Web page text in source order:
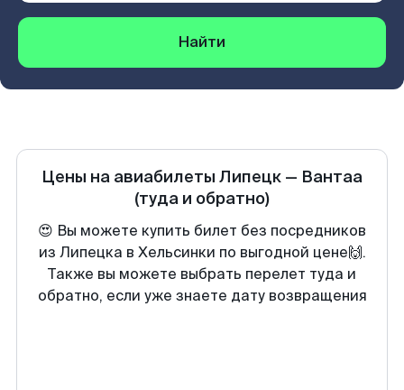
Найти
Цены на авиабилеты Липецк — Вантаа
(туда и обратно)
😍 Вы можете купить билет без посредников
из Липецка в Хельсинки по выгодной цене🙌.
Также вы можете выбрать перелет туда и
обратно, если уже знаете дату возвращения